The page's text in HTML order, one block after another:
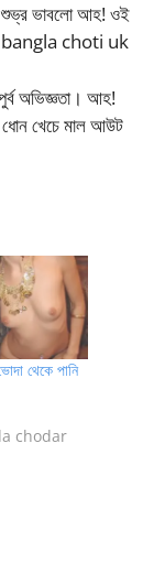
শুভ্র ভাবলো আহ! ওই
bangla choti uk
অভিজ্ঞতা। আহ!
খেচে মাল আউট
থেকে পানি
chodar